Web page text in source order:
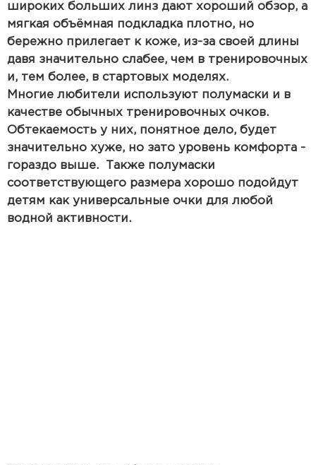
широких больших линз дают хороший обзор, а
мягкая объёмная подкладка плотно, но
бережно прилегает к коже, из-за своей длины
давя значительно слабее, чем в тренировочных
и, тем более, в стартовых моделях.
Многие любители используют полумаски и в
качестве обычных тренировочных очков.
Обтекаемость у них, понятное дело, будет
значительно хуже, но зато уровень комфорта -
гораздо выше. Также полумаски
соответствующего размера хорошо подойдут
детям как универсальные очки для любой
водной активности.